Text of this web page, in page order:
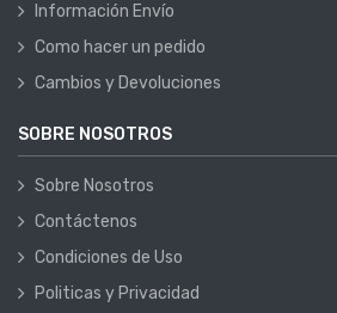
Información Envío
Como hacer un pedido
Cambios y Devoluciones
SOBRE NOSOTROS
Sobre Nosotros
Contáctenos
Condiciones de Uso
Politicas y Privacidad